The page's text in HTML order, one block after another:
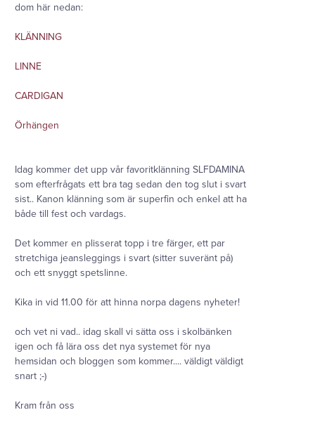
dom här nedan:
KLÄNNING
LINNE
CARDIGAN
Örhängen
Idag kommer det upp vår favoritklänning SLFDAMINA
som efterfrågats ett bra tag sedan den tog slut i svart
sist.. Kanon klänning som är superfin och enkel att ha
både till fest och vardags.
Det kommer en plisserat topp i tre färger, ett par
stretchiga jeansleggings i svart (sitter suveränt på)
och ett snyggt spetslinne.
Kika in vid 11.00 för att hinna norpa dagens nyheter!
och vet ni vad.. idag skall vi sätta oss i skolbänken
igen och få lära oss det nya systemet för nya
hemsidan och bloggen som kommer.... väldigt väldigt
snart ;-)
Kram från oss